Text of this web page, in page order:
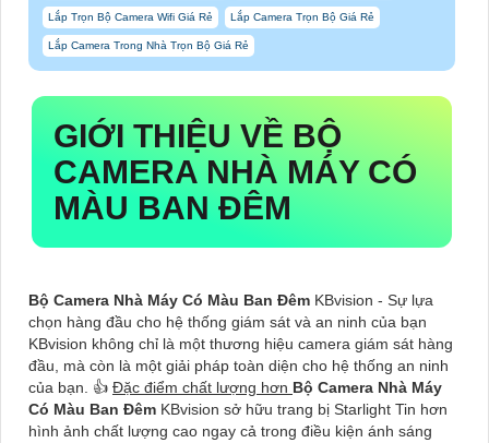
Lắp Trọn Bộ Camera Wifi Giá Rẻ Lắp Camera Trọn Bộ Giá Rẻ
Lắp Camera Trong Nhà Trọn Bộ Giá Rẻ
GIỚI THIỆU VỀ BỘ
CAMERA NHÀ MÁY CÓ
MÀU BAN ĐÊM
Bộ Camera Nhà Máy Có Màu Ban Đêm KBvision - Sự lựa
chọn hàng đầu cho hệ thống giám sát và an ninh của bạn
KBvision không chỉ là một thương hiệu camera giám sát hàng
đầu, mà còn là một giải pháp toàn diện cho hệ thống an ninh
của bạn. 👍 Đặc điểm chất lượng hơn Bộ Camera Nhà Máy
Có Màu Ban Đêm KBvision sở hữu trang bị Starlight Tin hơn
hình ảnh chất lượng cao ngay cả trong điều kiện ánh sáng